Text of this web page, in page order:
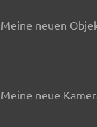
Meine neuen
Meine neue